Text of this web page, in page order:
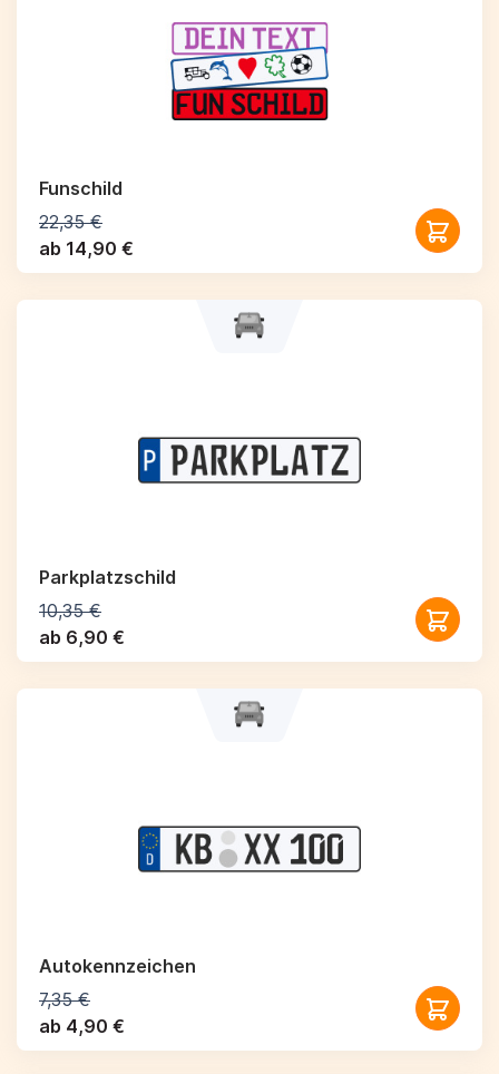
Funschild
22,35 €
ab 14,90 €
Parkplatzschild
10,35 €
ab 6,90 €
Autokennzeichen
7,35 €
ab 4,90 €